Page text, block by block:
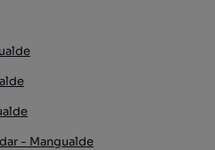
- Mangualde